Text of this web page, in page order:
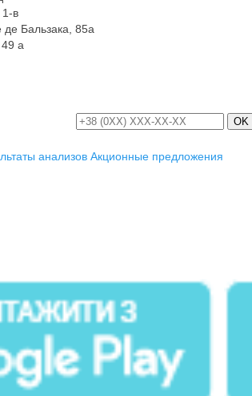
в
Бальзака, 85а
а
OK
анализов Акционные предложения